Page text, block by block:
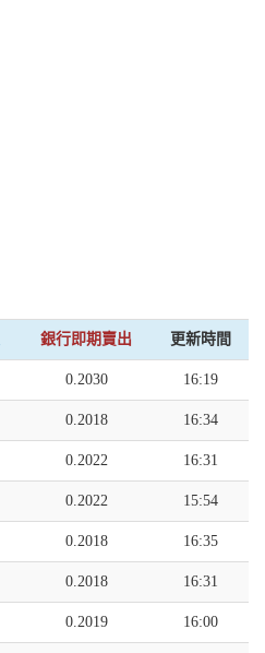
銀行即期賣出 更新時間
0.2030 16:19
0.2018 16:34
0.2022 16:31
0.2022 15:54
0.2018 16:35
0.2018 16:31
0.2019 16:00